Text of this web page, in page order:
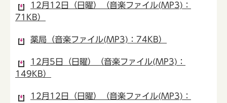
12月12日（日曜）（音楽ファイル(MP3)：
71KB）
薬局（音楽ファイル(MP3)：74KB）
12月5日（日曜）（音楽ファイル(MP3)：
149KB）
12月12日（日曜）（音楽ファイル(MP3)：